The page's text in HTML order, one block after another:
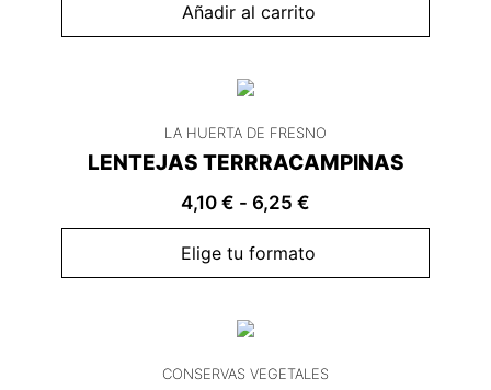
Añadir al carrito
LA HUERTA DE FRESNO
LENTEJAS TERRRACAMPINAS
4,10 € - 6,25 €
Elige tu formato
CONSERVAS VEGETALES